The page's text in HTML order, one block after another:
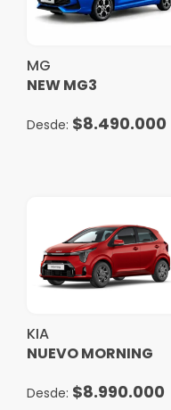
MG
NEW MG3
$8.490.000
KIA
NUEVO MORNING
$8.990.000